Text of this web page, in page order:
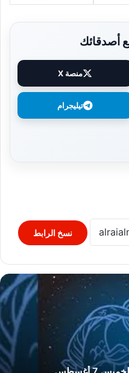
أصدقائك
منصة X
تيليجرام
نسخ الرابط